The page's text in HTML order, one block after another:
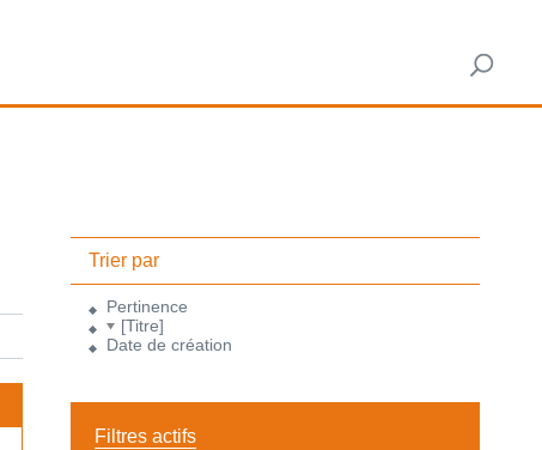
Trier par
Pertinence
[Titre]
Date de création
Filtres actifs